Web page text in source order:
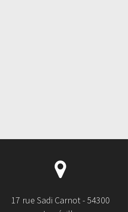
17 rue Sadi Carnot - 54300